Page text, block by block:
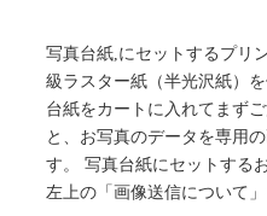
写真台紙,にセットするプリ
級ラスター紙（半光沢紙）
台紙をカートに入れてまず
と、お写真のデータを専用
す。 写真台紙にセットする
左上の「画像送信について」